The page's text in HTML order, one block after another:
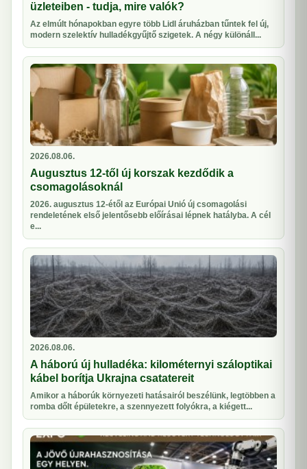
üzleteiben - tudja, mire valók?
Az elmúlt hónapokban egyre több Lidl áruházban tűntek fel új,
modern szelektív hulladékgyűjtő szigetek. A négy különáll...
2026.08.06.
Augusztus 12-től új korszak kezdődik a
csomagolásoknál
2026. augusztus 12-étől az Európai Unió új csomagolási
rendeletének első jelentősebb előírásai lépnek hatályba. A cél
e...
2026.08.06.
A háború új hulladéka: kilométernyi száloptikai
kábel borítja Ukrajna csatatereit
Amikor a háborúk környezeti hatásairól beszélünk, legtöbben a
romba dőlt épületekre, a szennyezett folyókra, a kiégett...